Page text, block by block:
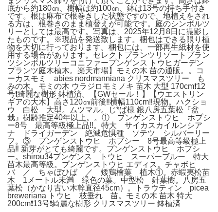
底から約180㎝、樹幅は約100㎝、鉢は13号の持ち手付き
です。根は麻布で根巻きした状態ですので、地植えをされ
る方は、根巻きのまま植替えが可能です。庭のシンボルツ
リーとしては最高です。写真は、2025年12月8日に撮影し
たものです。※現品を発送致します。梱包はできる限り植
物を大切に行っております。梱包には、一部再生紙材を使
用する場合があります。セレクトプランツリゾートプラン
ツシンボルツリーコニファープンゲンス トウヒガーデン
プランツ庭木植木。楽天市場】モミの木 苗の通販。。コ
ーカスモミ abies nordmanniana クリスマスツリー も
みの木。モミの木 ウラジロモミノキ 苗木 大型 170cm❗12
号❗綺麗な樹形 鉢植済。【GWセール！】【ウエストリン
ギアの大木】高さ120㎝前後‼️横幅110cm‼️現物。ハクショ
ウ 白松 大型。ムツマル。じ*ぱ様 銀八房五葉松『盆
栽』樹齢推定40年以上。。① プンゲンストウヒ ホプシ
ー8号 最高等級極上品‼️。特大 サイカスカイルンシア
ナ ドライガーデン 絶滅危惧種 ソテツ シルバーリー
フ。③ プンゲンストウヒ ホプシー 8号最高等級極上
品‼️ 新芽がとても綺麗です。プンゲンストウヒ ホプシ
ー。shirou34プンゲンス トウヒ スーパーブルー 特大
苗木最高等級。プンゲンストウヒ エディス。チャボヒ
バ ／ ちゃぼひば ／ 矮鶏檜葉 植木①。赤蝦夷松苗
木 1メートル未満 緑色の葉。中型松 針葉樹。八房五
葉松（かなり古い木幹直径45cm）。トラウティン picea
breweriana トウヒ 枝垂れ 苗。モミの木 苗木 特大
200cm❗13号❗綺麗な樹形 クリスマスツリー 鉢植済